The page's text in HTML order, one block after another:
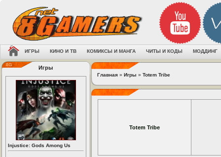
ИГРЫ КИНО И ТВ КОМИКСЫ И МАНГА ЧИТЫ И КОДЫ МОДДИНГ
Игры
Injustice: Gods Among Us
Главная » Игры » Totem Tribe
Totem Tribe